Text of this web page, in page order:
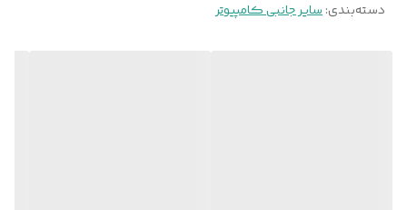
دسته‌بندی:سایر جانبی کامپیوتر